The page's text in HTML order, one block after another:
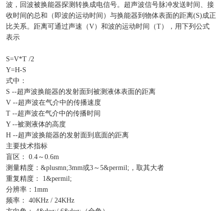
波，回波被换能器探测转换成电信号。超声波信号脉冲发送时间、接
收时间的总和（即波的运动时间）与换能器到物体表面的距离(S)成正
比关系。距离可通过声速（V）和波的运动时间（T），用下列公式
表示
S=V*T /2
Y=H-S
式中：
S --超声波换能器的发射面到被测液体表面的距离
V --超声波在气介中的传播速度
T --超声波在气介中的传播时间
Y --被测液体的高度
H --超声波换能器的发射面到底面的距离
主要技术指标
盲区： 0.4～0.6m
测量精度：&plusmn;3mm或3～5&permil;，取其大者
重复精度： 1&permil;
分辨率：1mm
频率： 40KHz / 24KHz